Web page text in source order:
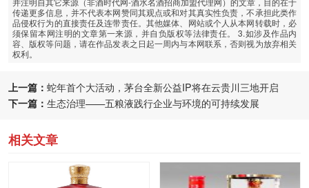
传递更多信息，并不代表本网赞同其观点或和对其真实性负责，不承担此类作
品侵权行为的直接责任及连带责任。其他媒体、网站或个人从本网转载时，必
须保留本网注明的文章第一来源，并自负版权等法律责任。 3.如涉及作品内
容、版权等问题，请在作品发表之日起一周内与本网联系，否则视为放弃相关
权利。
上一篇： 蛇年首个大活动，茅台全新公益IP将在云贵川三地开启
下一篇： 生态治理——五粮液践行企业与环境的可持续发展
相关文章